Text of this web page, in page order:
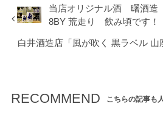
当店オリジナル酒 曙酒造
8BY 荒走り 飲み頃です！
白井酒造店「風が吹く 黒ラベル 山
RECOMMEND こちらの記事も